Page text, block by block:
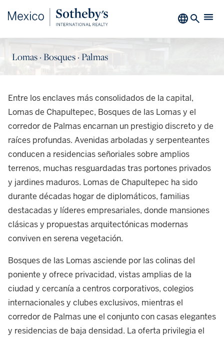
Lomas · Bosques · Palmas
Entre los enclaves más consolidados de la capital,
Lomas de Chapultepec, Bosques de las Lomas y el
corredor de Palmas encarnan un prestigio discreto y de
raíces profundas. Avenidas arboladas y serpenteantes
conducen a residencias señoriales sobre amplios
terrenos, muchas resguardadas tras portones privados
y jardines maduros. Lomas de Chapultepec ha sido
durante décadas hogar de diplomáticos, familias
destacadas y líderes empresariales, donde mansiones
clásicas y propuestas arquitectónicas modernas
conviven en serena vegetación.
Bosques de las Lomas asciende por las colinas del
poniente y ofrece privacidad, vistas amplias de la
ciudad y cercanía a centros corporativos, colegios
internacionales y clubes exclusivos, mientras el
corredor de Palmas une el conjunto con casas elegantes
y residencias de baja densidad. La oferta privilegia el